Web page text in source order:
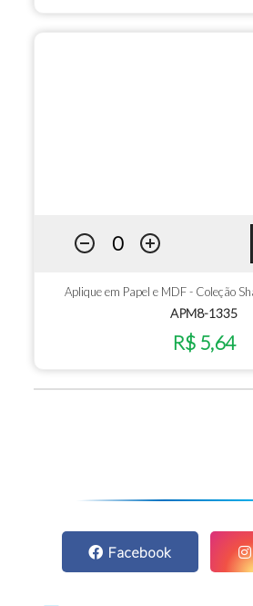
Aplique em Papel e MDF - Coleção
APM8-1335
R$ 5,64
Facebook